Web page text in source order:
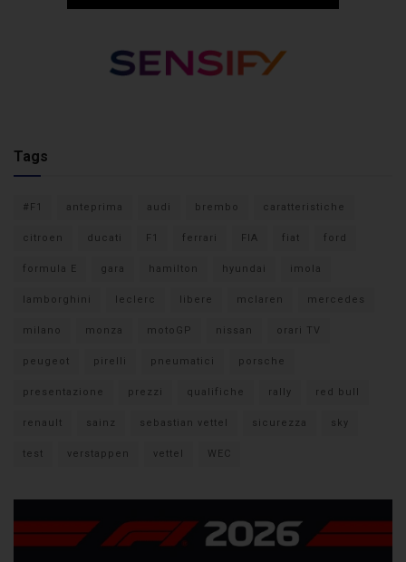
Tags
#F1 anteprima audi brembo caratteristiche
citroen ducati F1 ferrari FIA fiat ford
formula E gara hamilton hyundai imola
lamborghini leclerc libere mclaren mercedes
milano monza motoGP nissan orari TV
peugeot pirelli pneumatici porsche
presentazione prezzi qualifiche rally red bull
renault sainz sebastian vettel sicurezza sky
test verstappen vettel WEC